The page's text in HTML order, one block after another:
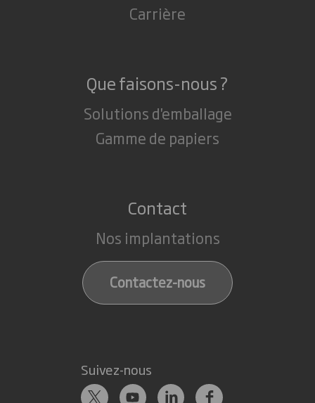
Carrière
Que faisons-nous ?
Solutions d'emballage
Gamme de papiers
Contact
Nos implantations
Contactez-nous
Suivez-nous